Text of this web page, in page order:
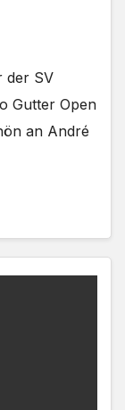
der SV
Gutter Open
an André